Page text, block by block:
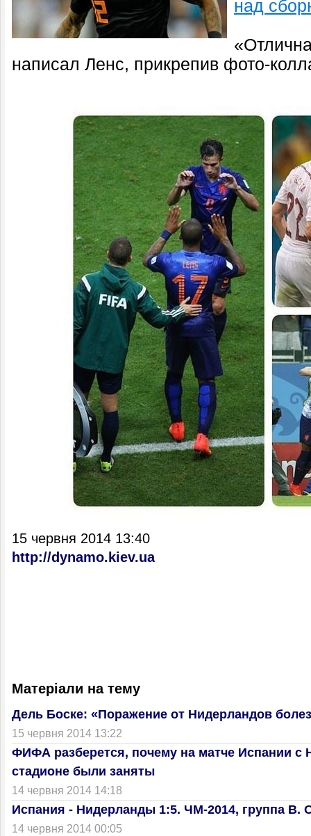
над
написал Ленс, прикрепив фото-
15 червня 2014 13:40
http://dynamo.kiev.ua
Матеріали на тему
Дель Боске: «Поражение от Нидерландов
15 червня 2014 13:22
ФИФА разберется, почему на матче Испании с
стадионе были заняты
14 червня 2014 14:18
Испания - Нидерланды 1:5. ЧМ-2014, группа B.
14 червня 2014 00:05